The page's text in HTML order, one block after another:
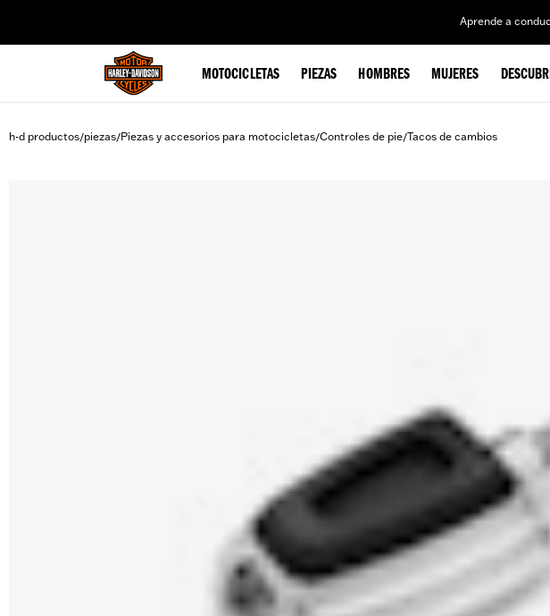
Aprende a
MOTOCICLETAS PIEZAS HOMBRES MUJERES
h-d productos/piezas/Piezas y accesorios para motocicletas/Controles de pie/Tacos de cambios